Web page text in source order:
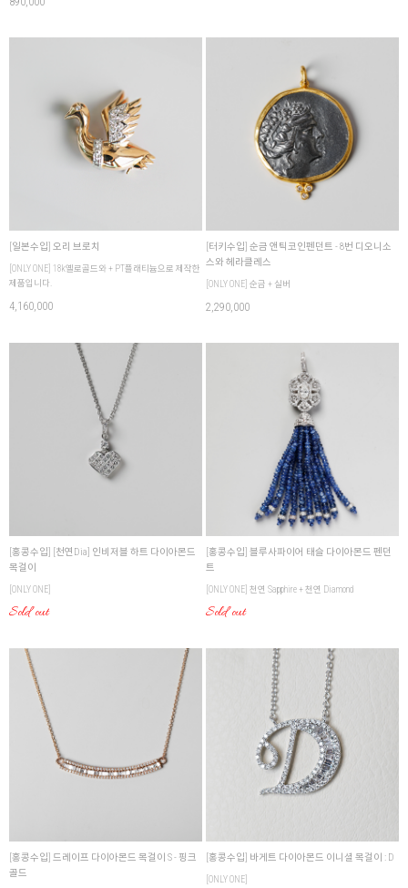
[일본수입] 오리 브로치
[ONLY ONE] 18k옐로골드와 + PT플래티늄으로 제작한
제품입니다.
4,160,000
[터키수입] 순금 앤틱코인펜던트 - 8번 디오니소
스와 헤라클레스
[ONLY ONE] 순금 + 실버
2,290,000
[홍콩수입] [천연Dia] 인비저블 하트 다이아몬드
목걸이
[ONLY ONE]
Sold out
[홍콩수입] 블루사파이어 태슬 다이아몬드 펜던
트
[ONLY ONE] 천연 Sapphire + 천연 Diamond
Sold out
[홍콩수입] 드레이프 다이아몬드 목걸이 S - 핑크
골드
[홍콩수입] 바게트 다이아몬드 이니셜 목걸이 : D
[ONLY ONE]